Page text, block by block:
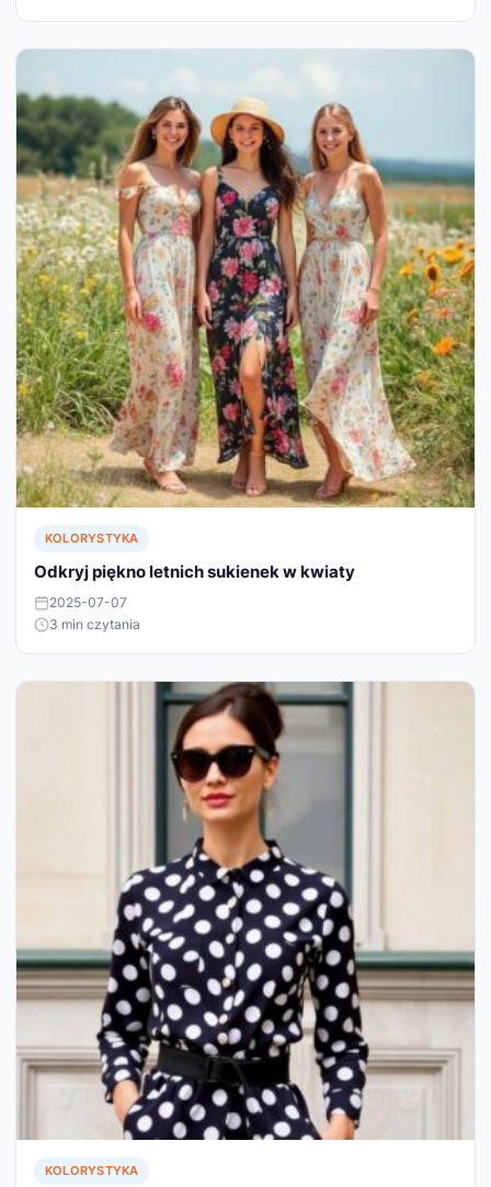
KOLORYSTYKA
Odkryj piękno letnich sukienek w kwiaty
2025-07-07
3 min czytania
KOLORYSTYKA